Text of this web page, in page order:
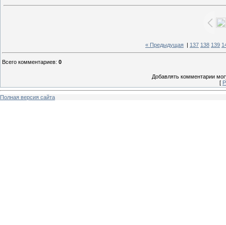
« Предыдущая 137 138 139
Всего комментариев: 0
Добавлять комментарии
[
Полная версия сайта